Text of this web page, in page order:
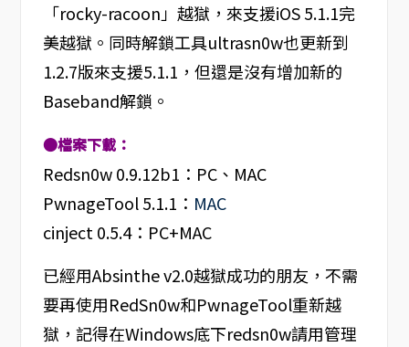
「rocky-racoon」越獄，來支援iOS 5.1.1完
美越獄。同時解鎖工具ultrasn0w也更新到
1.2.7版來支援5.1.1，但還是沒有增加新的
Baseband解鎖。
●檔案下載：
Redsn0w 0.9.12b1：PC、MAC
PwnageTool 5.1.1： MAC
cinject 0.5.4：PC+MAC
已經用Absinthe v2.0越獄成功的朋友，不需
要再使用RedSn0w和PwnageTool重新越
獄，記得在Windows底下redsn0w請用管理